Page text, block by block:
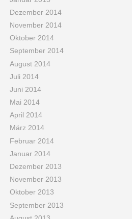
Dezember 2014
November 2014
Oktober 2014
September 2014
August 2014
Juli 2014
Juni 2014
Mai 2014
April 2014
März 2014
Februar 2014
Januar 2014
Dezember 2013
November 2013
Oktober 2013
September 2013